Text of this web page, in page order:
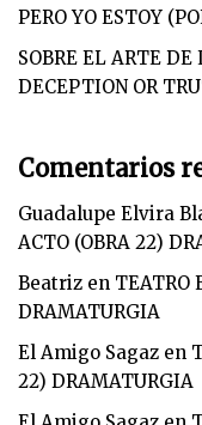
PERO YO ESTOY
SOBRE EL ARTE DE
DECEPTION OR
Comentarios
Guadalupe Elvira
ACTO (OBRA 22)
Beatriz en TEATRO
DRAMATURGIA
El Amigo Sagaz en
22) DRAMATURGIA